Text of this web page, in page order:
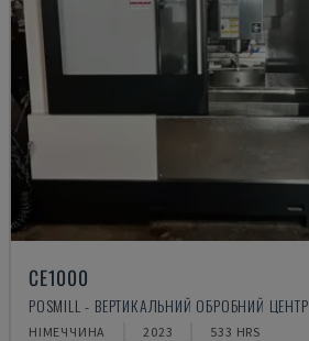
CE1000
POSMILL - ВЕРТИКАЛЬНИЙ ОБРОБНИЙ ЦЕНТР
НІМЕЧЧИНА 2023 533 HRS